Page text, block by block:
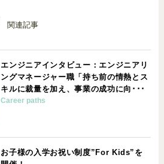
関連記事
エンジニアインタビュー：エンジニアリ
ングマネージャー職「持ち前の情熱とス
キルに裁量を加え、事業の成功に向･･･
Career paths
お子様の入学お祝い制度”For Kids”を